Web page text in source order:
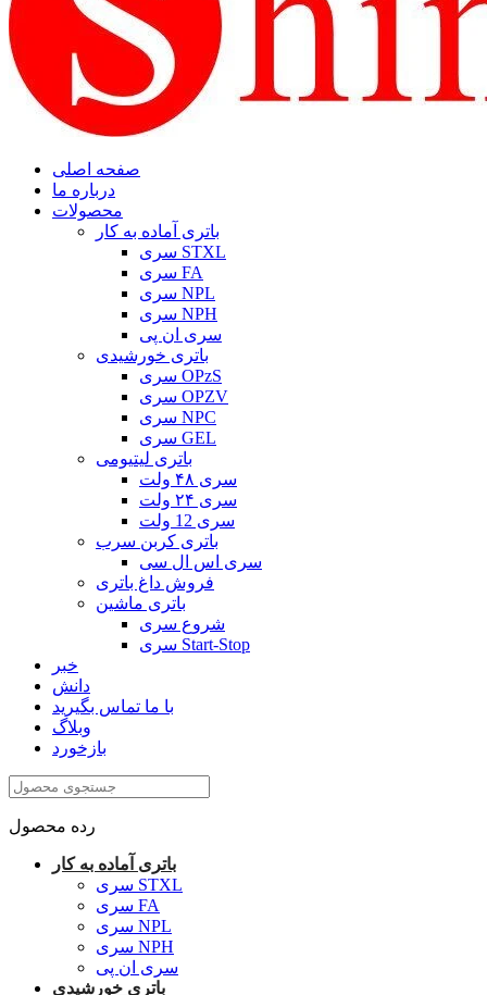
صفحه اصلی
درباره ما
محصولات
باتری آماده به کار
سری STXL
سری FA
سری NPL
سری NPH
سری ان پی
باتری خورشیدی
سری OPzS
سری OPZV
سری NPC
سری GEL
باتری لیتیومی
سری ۴۸ ولت
سری ۲۴ ولت
سری 12 ولت
باتری کربن سرب
سری اس ال سی
فروش داغ باتری
باتری ماشین
شروع سری
سری Start-Stop
خبر
دانش
با ما تماس بگیرید
وبلاگ
بازخورد
رده محصول
باتری آماده به کار
سری STXL
سری FA
سری NPL
سری NPH
سری ان پی
باتری خورشیدی